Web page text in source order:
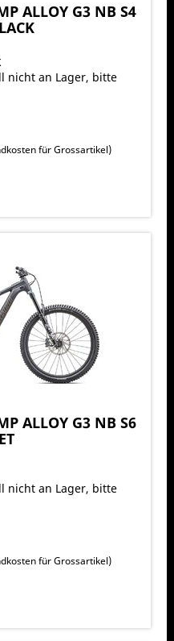
ALLOY G3 NB S4
nicht an Lager, bitte
für Grossartikel)
ALLOY G3 NB S6
nicht an Lager, bitte
für Grossartikel)